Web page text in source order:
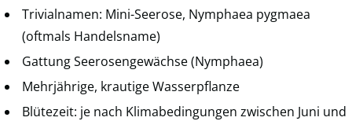
Trivialnamen: Mini-Seerose, Nymphaea pygmaea
(oftmals Handelsname)
Gattung Seerosengewächse (Nymphaea)
Mehrjährige, krautige Wasserpflanze
Blütezeit: je nach Klimabedingungen zwischen Juni und